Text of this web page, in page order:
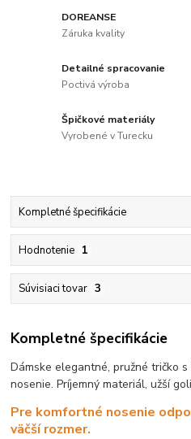
DOREANSE
Záruka kvality
Detailné spracovanie
Poctivá výroba
Špičkové materiály
Vyrobené v Turecku
Kompletné špecifikácie
Hodnotenie 1
Súvisiaci tovar 3
Kompletné špecifikácie
Dámske elegantné, pružné tričko
nosenie. Príjemný materiál, užší
Pre komfortné nosenie
väčší rozmer.